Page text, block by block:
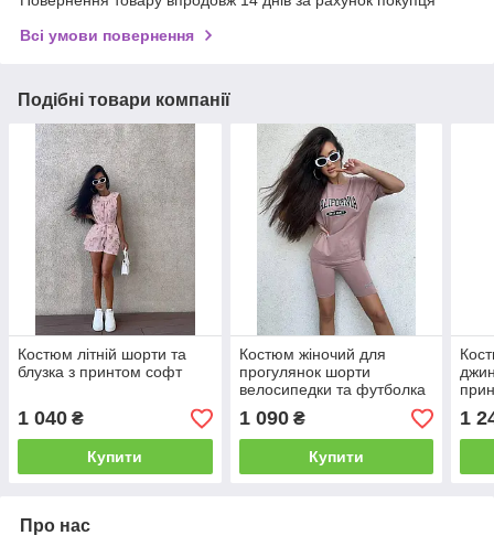
Всі умови повернення
Подібні товари компанії
Костюм літній шорти та
блузка з принтом софт
1 040 ₴
Купити
Костюм жіночий для
прогулянок шорти
велосипедки та футболка
California
1 090₴
Купити
1
Про нас